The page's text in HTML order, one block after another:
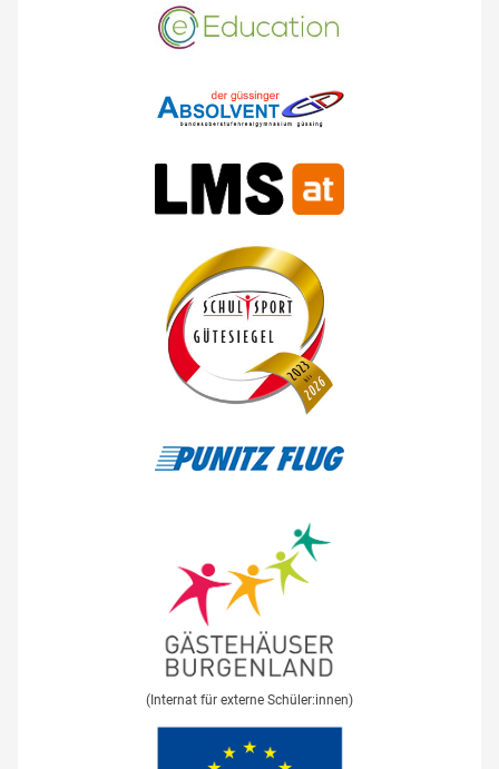
(Internat für externe Schüler:innen)